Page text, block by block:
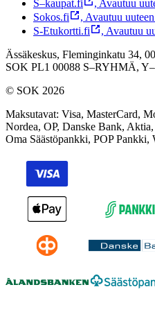
S–kaupat.fi , Avautuu
Sokos.fi
, Avautuu
S-Etukortti.fi
, Avautuu
Ässäkeskus, Fleminginkatu 34,
SOK PL1 00088 S–RYHMÄ,
© SOK 2026
Maksutavat: Visa, MasterCard,
Nordea, OP, Danske Bank,
Oma Säästöpankki, POP Pankki,